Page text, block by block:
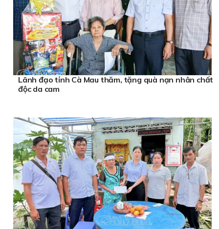
Lãnh đạo tỉnh Cà Mau thăm, tặng quà nạn nhân chất
độc da cam